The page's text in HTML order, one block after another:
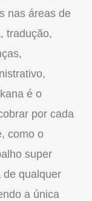
nas áreas de
tradução,
é o
por cada
como o
super
de qualquer
a única